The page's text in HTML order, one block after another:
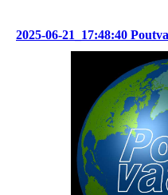
2025-06-21_17:48:40